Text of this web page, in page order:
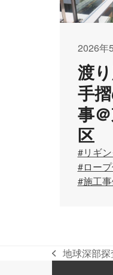
2026年
渡
手
事
区
#リギ
#ロー
#施工
previous
地球深部